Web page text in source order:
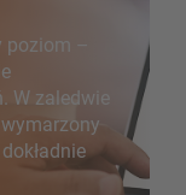
poziom –
W zaledwie